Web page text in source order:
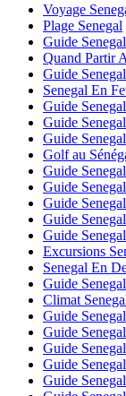
Voyage
Plage Senegal
Guide
Quand Partir
Guide
Senegal En
Guide
Guide
Guide
Golf au
Guide
Guide
Guide
Guide
Guide
Excursions
Senegal En
Guide
Climat
Guide
Guide
Guide
Guide
Guide